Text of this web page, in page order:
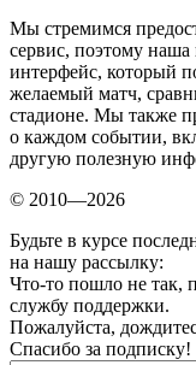
Мы стремимся
сервис, поэтому
интерфейс, который
желаемый матч,
стадионе. Мы также
о каждом событии,
другую полезную
© 2010—2026
Будьте в курсе
на нашу рассылку:
Что-то пошло не так,
службу поддержки.
Пожалуйста,
Спасибо за подписку!